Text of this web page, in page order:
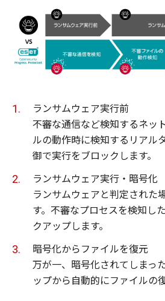
ランサムウェア実行前
不審な通信など検知するネッ
ルの動作時に検知するリアル
御で実行をブロックします。
ランサムウェア実行・暗号化
ランサムウェアと判定された
す。不審なプロセスを検知し
クアップします。
暗号化からファイルを復元
万が一、暗号化されてしまっ
ップから自動的にファイルの